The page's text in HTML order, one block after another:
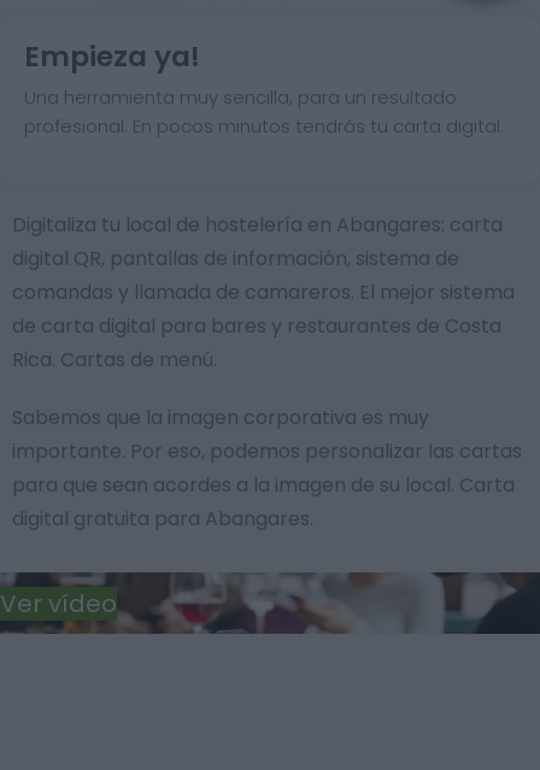
Empieza ya!
Una herramienta muy sencilla, para un resultado
profesional. En pocos minutos tendrás tu carta digital.
Digitaliza tu local de hostelería en Abangares: carta
digital QR, pantallas de información, sistema de
comandas y llamada de camareros. El mejor sistema
de carta digital para bares y restaurantes de Costa
Rica. Cartas de menú.
Sabemos que la imagen corporativa es muy
importante. Por eso, podemos personalizar las cartas
para que sean acordes a la imagen de su local. Carta
digital gratuita para Abangares.
Ver vídeo